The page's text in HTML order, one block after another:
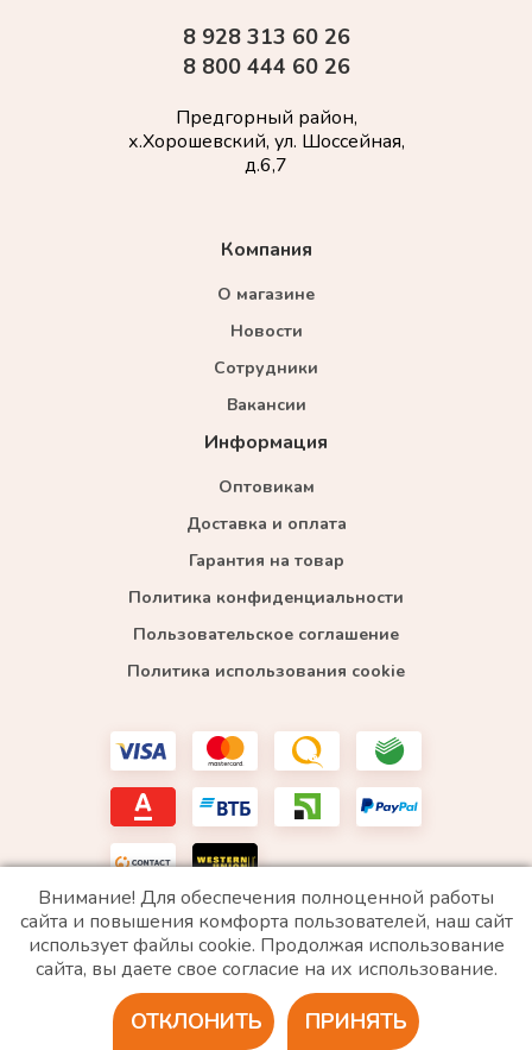
Компания
О магазине
Новости
Сотрудники
Вакансии
Информация
Оптовикам
Доставка и оплата
Гарантия на товар
Политика конфиденциальности
Пользовательское соглашение
Политика использования cookie
8 928 313 60 26
8 800 444 60 26
Предгорный район,
х.Хорошевский, ул. Шоссейная,
д.6,7
*WhatsApp принадлежит компании Meta, которая признана экстремистской и запрещена в
РФ
2020 © Все права защищены. ИП «Войтенко»
Разработка сайта
Внимание! Для обеспечения полноценной работы
сайта и повышения комфорта пользователей, наш сайт
использует файлы cookie. Продолжая использование
сайта, вы даете свое согласие на их использование.
ПРИНЯТЬ
ОТКЛОНИТЬ